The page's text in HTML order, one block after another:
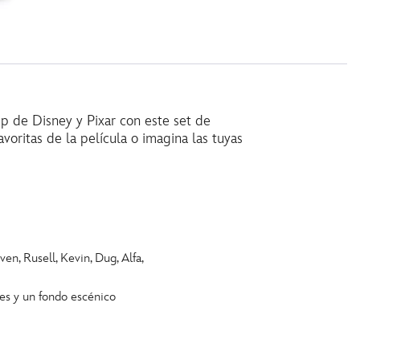
de Disney y Pixar con este set de
de la película o imagina las tuyas
Rusell, Kevin, Dug, Alfa,
y un fondo escénico